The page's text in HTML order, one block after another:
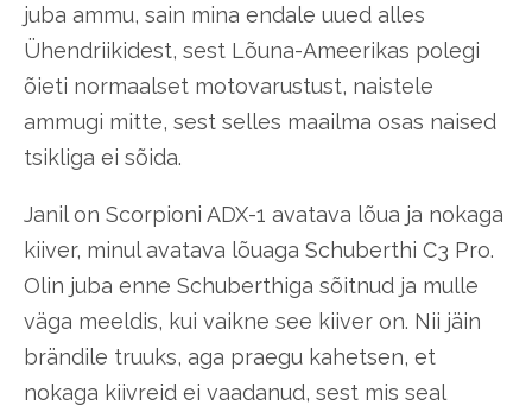
juba ammu, sain mina endale uued alles
Ühendriikidest, sest Lõuna-Ameerikas polegi
õieti normaalset motovarustust, naistele
ammugi mitte, sest selles maailma osas naised
tsikliga ei sõida.
Janil on Scorpioni ADX-1 avatava lõua ja nokaga
kiiver, minul avatava lõuaga Schuberthi C3 Pro.
Olin juba enne Schuberthiga sõitnud ja mulle
väga meeldis, kui vaikne see kiiver on. Nii jäin
brändile truuks, aga praegu kahetsen, et
nokaga kiivreid ei vaadanud, sest mis seal